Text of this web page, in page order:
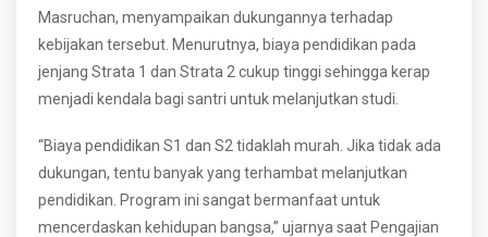
Masruchan, menyampaikan dukungannya terhadap
kebijakan tersebut. Menurutnya, biaya pendidikan pada
jenjang Strata 1 dan Strata 2 cukup tinggi sehingga kerap
menjadi kendala bagi santri untuk melanjutkan studi.
“Biaya pendidikan S1 dan S2 tidaklah murah. Jika tidak ada
dukungan, tentu banyak yang terhambat melanjutkan
pendidikan. Program ini sangat bermanfaat untuk
mencerdaskan kehidupan bangsa,” ujarnya saat Pengajian